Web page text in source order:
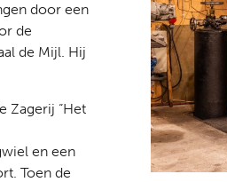
door een
de
de Mijl. Hij
Zagerij “Het
en een
Toen de